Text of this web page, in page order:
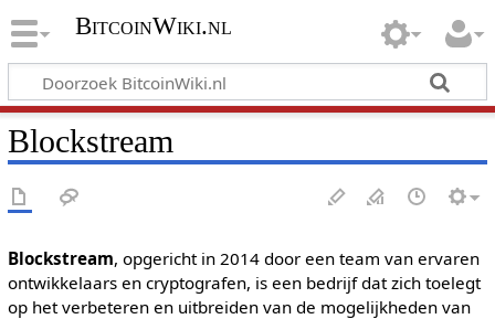
BitcoinWiki.nl
Blockstream
Blockstream, opgericht in 2014 door een team van ervaren
ontwikkelaars en cryptografen, is een bedrijf dat zich toelegt
op het verbeteren en uitbreiden van de mogelijkheden van